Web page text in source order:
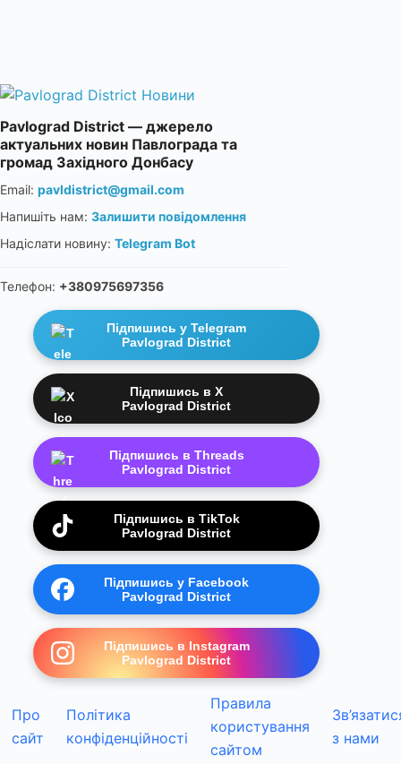
Pavlograd District — джерело
актуальних новин Павлограда та
громад Західного Донбасу
Email: pavldistrict@gmail.com
Напишіть нам: Залишити повідомлення
Надіслати новину: Telegram Bot
Телефон: +380975697356
Підпишись у Telegram
Pavlograd District
Підпишись в X
Pavlograd District
Підпишись в Threads
Pavlograd District
Підпишись в TikTok
Pavlograd District
Підпишись у Facebook
Pavlograd District
Підпишись в Instagram
Pavlograd District
Про
сайт
Політика
конфіденційності
Правила
користування
сайтом
з нами